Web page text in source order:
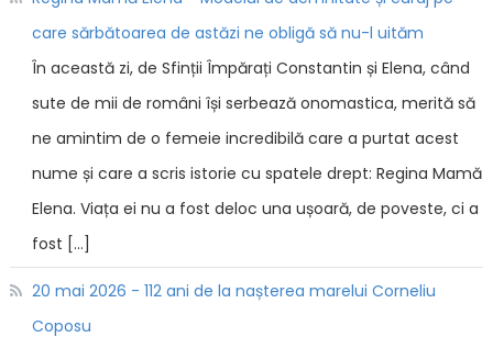
care sărbătoarea de astăzi ne obligă să nu-l uităm
În această zi, de Sfinții Împărați Constantin și Elena, când
sute de mii de români își serbează onomastica, merită să
ne amintim de o femeie incredibilă care a purtat acest
nume și care a scris istorie cu spatele drept: Regina Mamă
Elena. Viața ei nu a fost deloc una ușoară, de poveste, ci a
fost […]
20 mai 2026 - 112 ani de la nașterea marelui Corneliu
Coposu